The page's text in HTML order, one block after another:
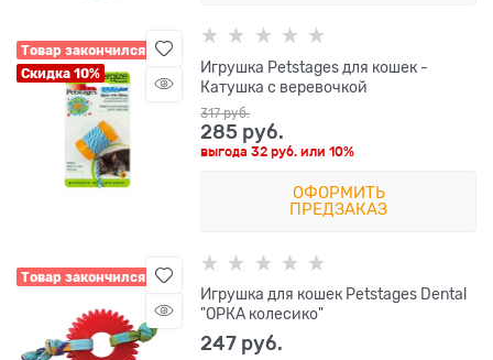
Товар закончился
Скидка 10%
Игрушка Petstages для кошек -
Катушка с веревочкой
317 руб.
285 руб.
выгода32 руб. или10%
ОФОРМИТЬ
ПРЕДЗАКАЗ
Товар закончился
Игрушка для кошек Petstages Dental
"ОРКА колесико"
247 руб.